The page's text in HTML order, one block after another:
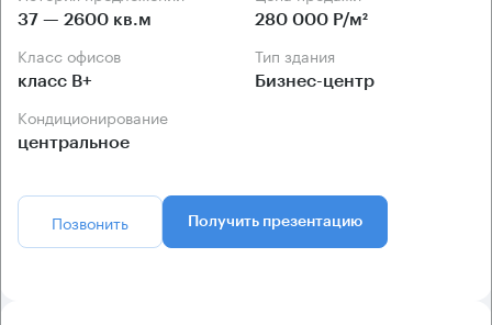
37 — 2600 кв.м 280 000 Р/м²
Класс офисов
класс B+
Тип здания
Бизнес-центр
Кондиционирование
центральное
Позвонить Получить презентацию